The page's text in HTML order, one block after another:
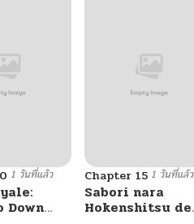
1 วันที่แล้ว
Down
Chapter 15 1 วันที่แล้ว
Sabori nara
Hokenshitsu de